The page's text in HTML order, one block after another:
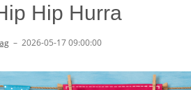
Hip Hurra
– 2026-05-17 09:00:00